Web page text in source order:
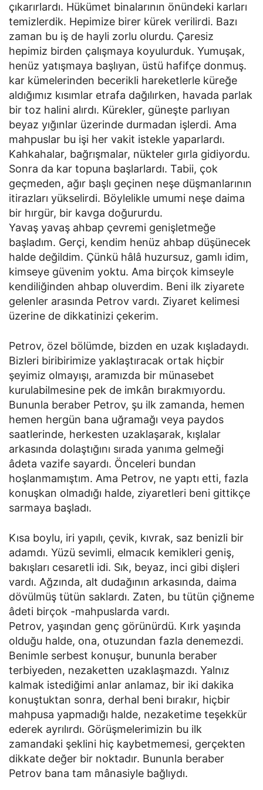
çıkarırlardı. Hükümet binalarının önündeki karları
temizlerdik. Hepimize birer kürek verilirdi. Bazı
zaman bu iş de hayli zorlu olurdu. Çaresiz
hepimiz birden çalışmaya koyulurduk. Yumuşak,
henüz yatışmaya başlıyan, üstü hafifçe donmuş.
kar kümelerinden becerikli hareketlerle küreğe
aldığımız kısımlar etrafa dağılırken, havada parlak
bir toz halini alırdı. Kürekler, güneşte parlıyan
beyaz yığınlar üzerinde durmadan işlerdi. Ama
mahpuslar bu işi her vakit istekle yaparlardı.
Kahkahalar, bağrışmalar, nükteler gırla gidiyordu.
Sonra da kar topuna başlarlardı. Tabii, çok
geçmeden, ağır başlı geçinen neşe düşmanlarının
itirazları yükselirdi. Böylelikle umumi neşe daima
bir hırgür, bir kavga doğururdu.
Yavaş yavaş ahbap çevremi genişletmeğe
başladım. Gerçi, kendim henüz ahbap düşünecek
halde değildim. Çünkü hâlâ huzursuz, gamlı idim,
kimseye güvenim yoktu. Ama birçok kimseyle
kendiliğinden ahbap oluverdim. Beni ilk ziyarete
gelenler arasında Petrov vardı. Ziyaret kelimesi
üzerine de dikkatinizi çekerim.
Petrov, özel bölümde, bizden en uzak kışladaydı.
Bizleri biribirimize yaklaştıracak ortak hiçbir
şeyimiz olmayışı, aramızda bir münasebet
kurulabilmesine pek de imkân bırakmıyordu.
Bununla beraber Petrov, şu ilk zamanda, hemen
hemen hergün bana uğramağı veya paydos
saatlerinde, herkesten uzaklaşarak, kışlalar
arkasında dolaştığını sırada yanıma gelmeği
âdeta vazife sayardı. Önceleri bundan
hoşlanmamıştım. Ama Petrov, ne yaptı etti, fazla
konuşkan olmadığı halde, ziyaretleri beni gittikçe
sarmaya başladı.
Kısa boylu, iri yapılı, çevik, kıvrak, saz benizli bir
adamdı. Yüzü sevimli, elmacık kemikleri geniş,
bakışları cesaretli idi. Sık, beyaz, inci gibi dişleri
vardı. Ağzında, alt dudağının arkasında, daima
dövülmüş tütün saklardı. Zaten, bu tütün çiğneme
âdeti birçok -mahpuslarda vardı.
Petrov, yaşından genç görünürdü. Kırk yaşında
olduğu halde, ona, otuzundan fazla denemezdi.
Benimle serbest konuşur, bununla beraber
terbiyeden, nezaketten uzaklaşmazdı. Yalnız
kalmak istediğimi anlar anlamaz, bir iki dakika
konuştuktan sonra, derhal beni bırakır, hiçbir
mahpusa yapmadığı halde, nezaketime teşekkür
ederek ayrılırdı. Görüşmelerimizin bu ilk
zamandaki şeklini hiç kaybetmemesi, gerçekten
dikkate değer bir noktadır. Bununla beraber
Petrov bana tam mânasiyle bağlıydı.